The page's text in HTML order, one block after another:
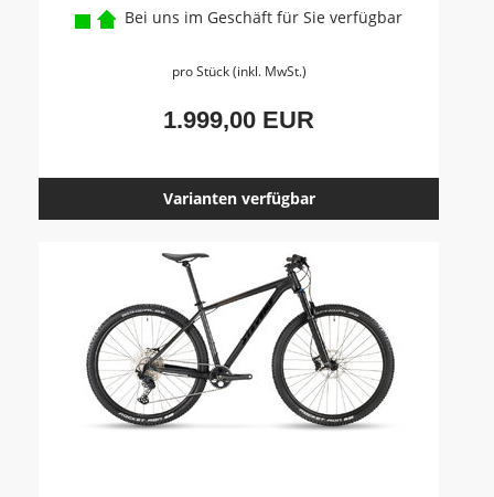
Bei uns im Geschäft für Sie verfügbar
pro Stück (inkl. MwSt.)
1.999,00 EUR
Varianten verfügbar